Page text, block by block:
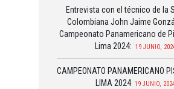
Entrevista con el técnico de la
Colombiana John Jaime
Campeonato Panamericano de
Lima 2024: 19 JUNIO,
CAMPEONATO PANAMERICANO
LIMA 2024 19 JUNIO,